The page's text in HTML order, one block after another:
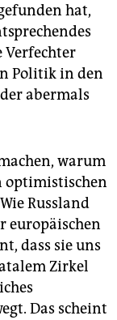
hat,
Politik in den
abermals
warum
­optimistischen
Russland
europäischen
dass sie uns
Zirkel
Das scheint